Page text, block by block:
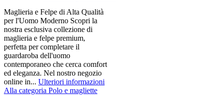
Maglieria e Felpe di Alta Qualità
per l'Uomo Moderno Scopri la
nostra esclusiva collezione di
maglieria e felpe premium,
perfetta per completare il
guardaroba dell'uomo
contemporaneo che cerca comfort
ed eleganza. Nel nostro negozio
online in... Ulteriori informazioni
Alla categoria Polo e magliette